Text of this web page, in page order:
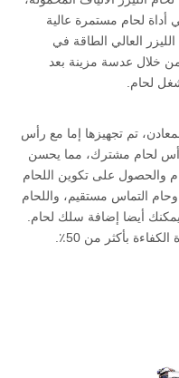
أداة لحام مستمرة عالية
العالي الطاقة في
خلال عدسة مزينة بعد
لحام.
تم تجهيزها إما مع رأس
لحام مشترك، مما يحسن
والحصول على تكوين اللحام
التماس مستقيم، واللحام
أيضا إضافة سلك لحام.
بأكثر من 50٪.